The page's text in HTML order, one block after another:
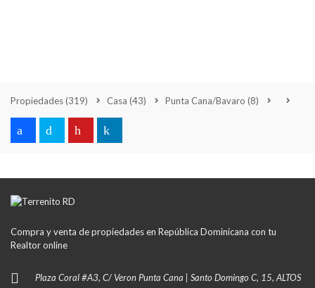
Propiedades(319) Casa (43) Punta Cana/Bavaro (8)
Compra y venta de propiedades en República Dominicana con tu
Realtor online
Plaza Coral #A3, C/ Veron Punta Cana | Santo Domingo C, 15, ALTOS